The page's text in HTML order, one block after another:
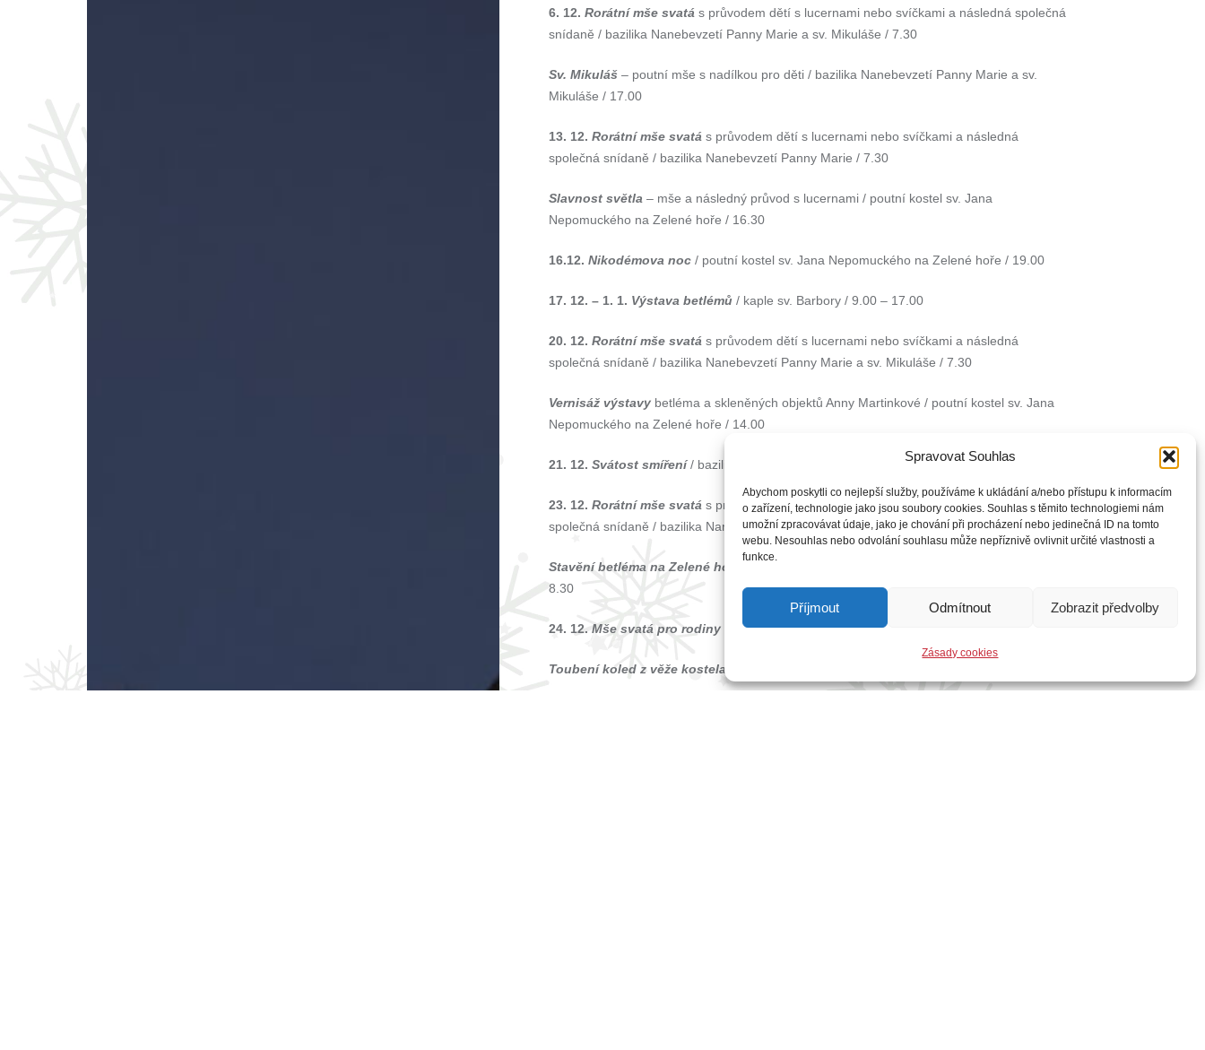
Spravovat Souhlas
Abychom poskytli co nejlepší služby, používáme k ukládání a/nebo přístupu k informacím
o zařízení, technologie jako jsou soubory cookies. Souhlas s těmito technologiemi nám
umožní zpracovávat údaje, jako je chování při procházení nebo jedinečná ID na tomto
webu. Nesouhlas nebo odvolání souhlasu může nepříznivě ovlivnit určité vlastnosti a
funkce.
Příjmout Odmítnout Zobrazit předvolby
Zásady cookies
6. 12. Rorátní mše svatá s průvodem dětí s lucernami nebo svíčkami a následná společná
snídaně / bazilika Nanebevzetí Panny Marie a sv. Mikuláše / 7.30
Sv. Mikuláš – poutní mše s nadílkou pro děti / bazilika Nanebevzetí Panny Marie a sv.
Mikuláše / 17.00
13. 12. Rorátní mše svatá s průvodem dětí s lucernami nebo svíčkami a následná
společná snídaně / bazilika Nanebevzetí Panny Marie / 7.30
Slavnost světla – mše a následný průvod s lucernami / poutní kostel sv. Jana
Nepomuckého na Zelené hoře / 16.30
16.12. Nikodémova noc / poutní kostel sv. Jana Nepomuckého na Zelené hoře / 19.00
17. 12. – 1. 1. Výstava betlémů / kaple sv. Barbory / 9.00 – 17.00
20. 12. Rorátní mše svatás průvodem dětí s lucernami nebo svíčkami a následná
společná snídaně / bazilika Nanebevzetí Panny Marie a sv. Mikuláše / 7.30
Vernisáž výstavy betléma a skleněných objektů Anny Martinkové / poutní kostel sv. Jana
Nepomuckého na Zelené hoře / 14.00
21. 12. Svátost smíření/ bazilika Nanebevzetí Panny Marie a sv. Mikuláše / 14.00 – 16.00
23. 12. Rorátní mše svatá s průvodem dětí s lucernami nebo svíčkami a následná
společná snídaně / bazilika Nanebevzetí Panny Marie a sv. Mikuláše / 7.30
Stavění betléma na Zelené hoře
8.30
24. 12. Mše svatá pro rodiny s dětmi/ 16.00
Toubení koled z věže kostela